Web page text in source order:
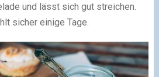
und lässt sich gut streichen.
sicher einige Tage.